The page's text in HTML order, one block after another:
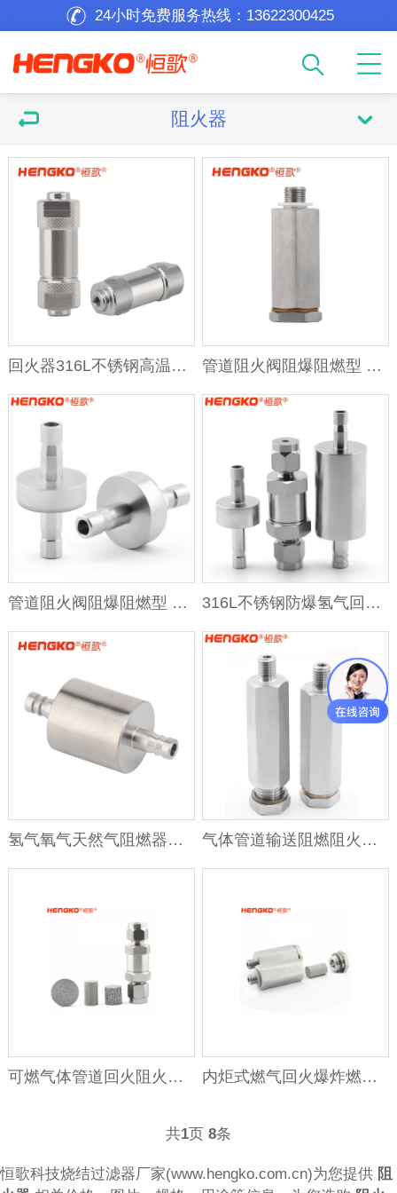
24小时免费服务热线： 13622300425
阻火器
回火器316L不锈钢高温防爆氢气乙炔易燃气体管道阻火器 管道阻火阀阻爆阻燃型 高温高压可燃气体阻火罩不锈钢阻火器
管道阻火阀阻爆阻燃型 高温高压可燃气体阻火罩不锈钢阻火器 316L不锈钢防爆氢气回火防止装置气体管道呼吸阀阻火器
氢气氧气天然气阻燃器防回火器 316不锈钢气体管道止回阀 气体管道输送阻燃阻火阀_不锈钢卡套螺纹回火阻火器
可燃气体管道回火阻火器_恒歌厂家直销不锈钢螺纹式阻燃阻火阀 内炬式燃气回火爆炸燃烧耐久燃烧用烧结不锈钢阻火器
共1页 8条
恒歌科技烧结过滤器厂家(www.hengko.com.cn)为您提供 阻